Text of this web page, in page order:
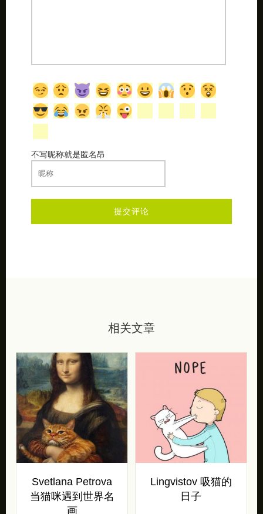
不写昵称就是匿名昂
相关文章
Svetlana Petrova
当猫咪遇到世界名
画
Lingvistov 吸猫的
日子